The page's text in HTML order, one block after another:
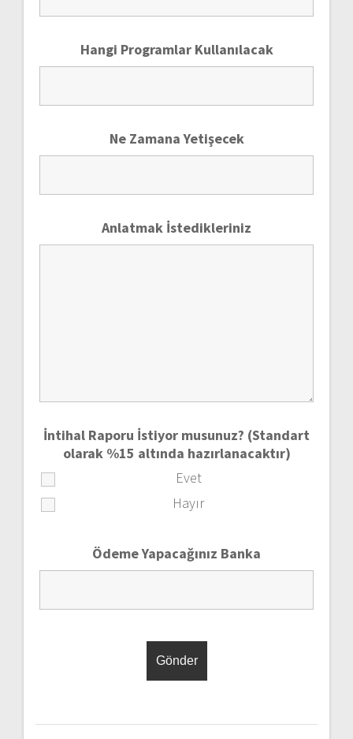
Hangi Programlar Kullanılacak
Ne Zamana Yetişecek
Anlatmak İstedikleriniz
İntihal Raporu İstiyor musunuz? (Standart
olarak %15 altında hazırlanacaktır)
Evet
Hayır
Ödeme Yapacağınız Banka